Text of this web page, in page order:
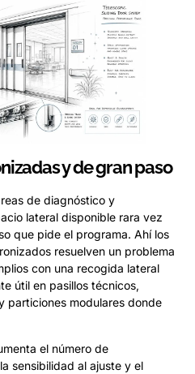
y de gran paso
de diagnóstico y
lateral disponible rara vez
que pide el programa. Ahí los
resuelven un problema
con una recogida lateral
útil en pasillos técnicos,
particiones modulares donde
el número de
sensibilidad al ajuste y el